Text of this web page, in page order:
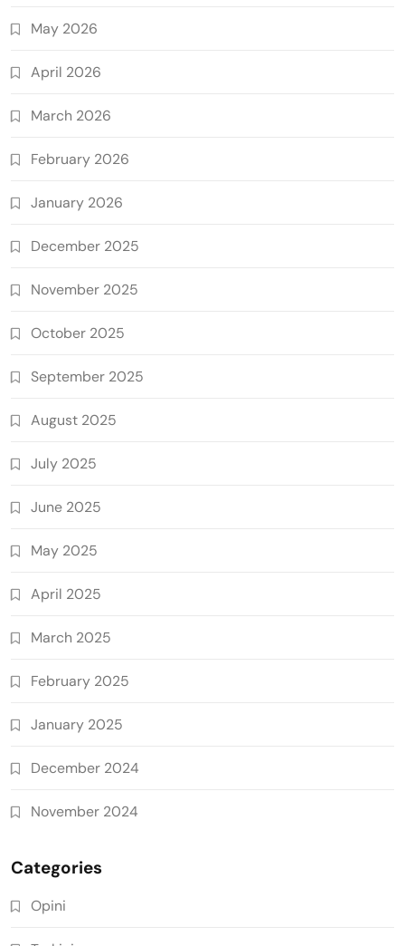
May 2026
April 2026
March 2026
February 2026
January 2026
December 2025
November 2025
October 2025
September 2025
August 2025
July 2025
June 2025
May 2025
April 2025
March 2025
February 2025
January 2025
December 2024
November 2024
Categories
Opini